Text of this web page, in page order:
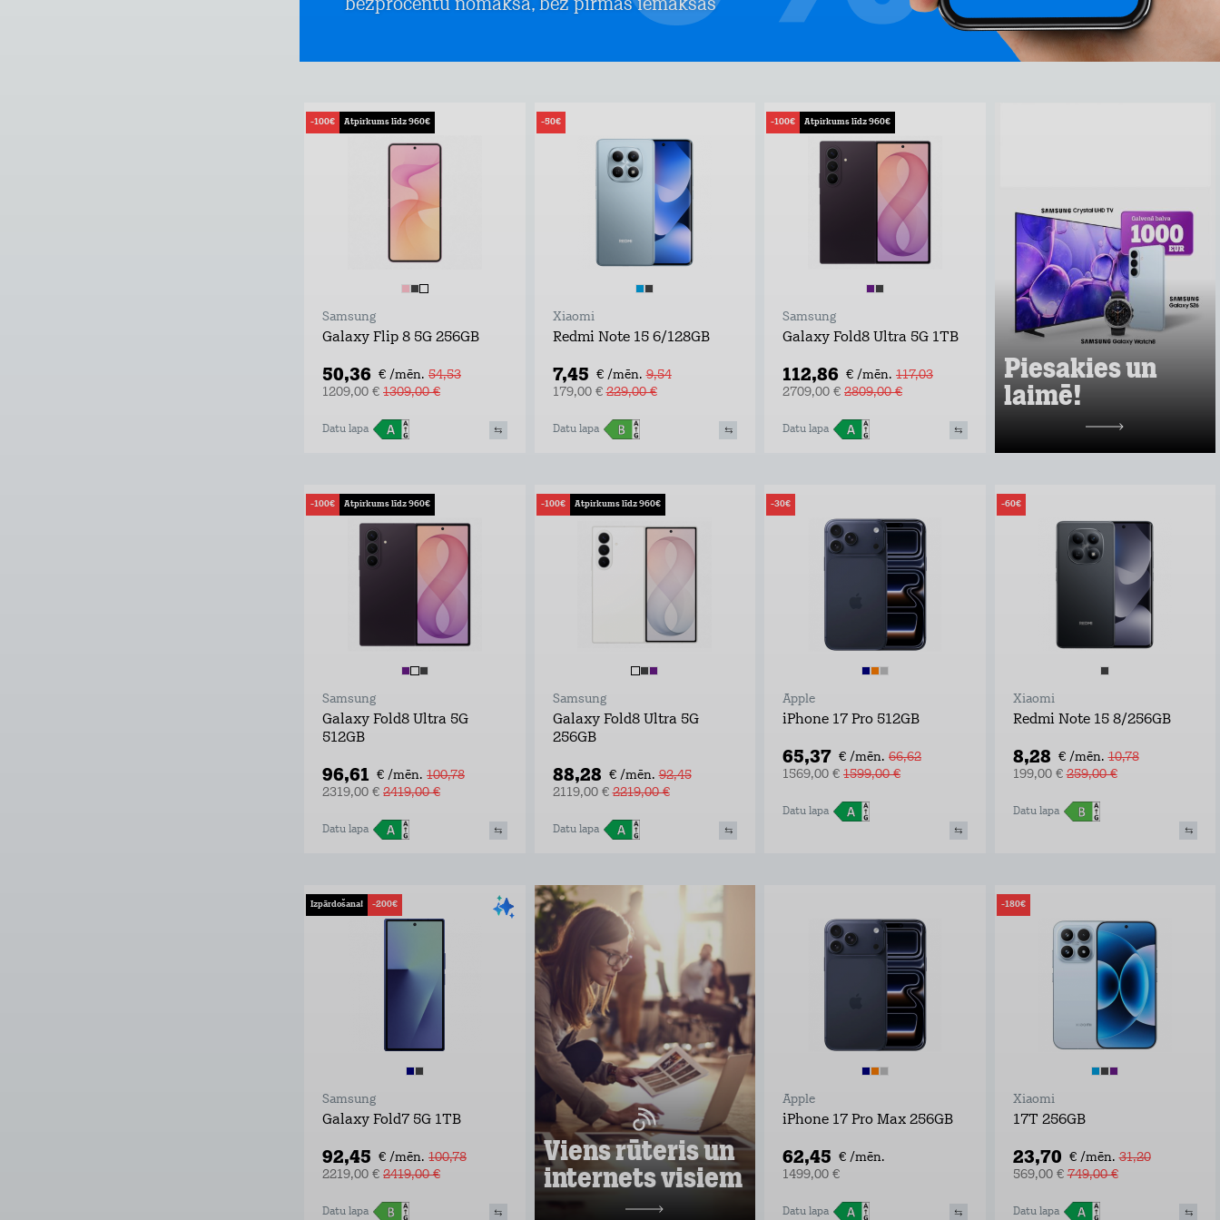
bezprocentu nomaksā, bez pirmās iemaksas
-100€ Atpirkums līdz 960€
Samsung
Galaxy Flip 8 5G 256GB
50,36 € /mēn. 54,53
1209,00 € 1309,00 €
Datu lapa
-50€
Xiaomi
Redmi Note 15 6/128GB
7,45 € /mēn. 9,54
179,00 €229,00 €
Datu lapa
-100€ Atpirkums līdz 960€
Samsung
Galaxy Fold8 Ultra 5G 1TB
112,86 € /mēn. 117,03
2709,00 € 2809,00 €
Datu lapa
Piesakies un
laimē!
piedalies vērtīgu baltvu izlozē!
Uzzināt vairāk
-100€ Atpirkums līdz 960€
Samsung
Galaxy Fold8 Ultra 5G
512GB
96,61 € /mēn. 100,78
2319,00 € 2419,00 €
Datu lapa
-100€ Atpirkums līdz 960€
Samsung
Galaxy Fold8 Ultra 5G
256GB
88,28 € /mēn. 92,45
2119,00 €2219,00 €
Datu lapa
-30€
Apple
iPhone 17 Pro 512GB
65,37 € /mēn. 66,62
1569,00 € 1599,00 €
Datu lapa
-60€
Xiaomi
Redmi Note 15 8/256GB
8,28 € /mēn. 10,78
199,00 €259,00 €
Datu lapa
Izpārdošana! -200€
Samsung
Galaxy Fold7 5G 1TB
92,45 € /mēn. 100,78
2219,00 € 2419,00 €
Datu lapa
Viens rūteris un
internets visiem
Viens rūteris un
internets visiem
Lieto rūteri visur, kur rozete!
noformē pieteikumu tepat
atvedīsim bez maksas
ņem rūteri līdzi un lieto
internetu visur
Pārbaudi, kas vislabāk der tavā
adresē un noformē darījumu!
Uzzināt vairāk
10,98 €/mēn.
Apple
iPhone 17 Pro Max 256GB
62,45 € /mēn.
1499,00 €
Datu lapa
-180€
Xiaomi
17T 256GB
23,70 € /mēn. 31,20
569,00 €749,00 €
Datu lapa